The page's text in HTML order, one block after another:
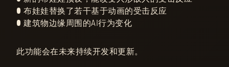
● 布娃娃替换了若干基于动画的受击反应
● 建筑物边缘周围的AI行为变化
此功能会在未来持续开发和更新。